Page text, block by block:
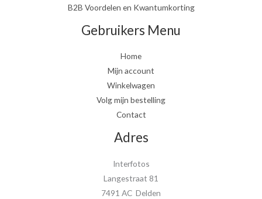
B2B Voordelen en Kwantumkorting
Gebruikers Menu
Home
Mijn account
Winkelwagen
Volg mijn bestelling
Contact
Adres
Interfotos
Langestraat 81
7491 AC Delden